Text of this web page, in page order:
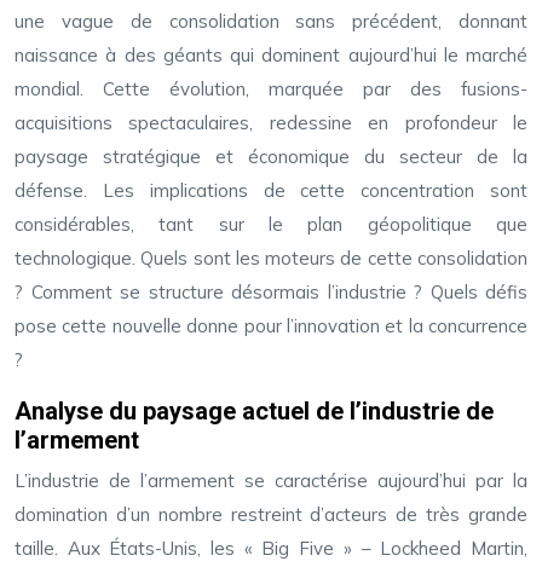
une vague de consolidation sans précédent, donnant
naissance à des géants qui dominent aujourd’hui le marché
mondial. Cette évolution, marquée par des fusions-
acquisitions spectaculaires, redessine en profondeur le
paysage stratégique et économique du secteur de la
défense. Les implications de cette concentration sont
considérables, tant sur le plan géopolitique que
technologique. Quels sont les moteurs de cette consolidation
? Comment se structure désormais l’industrie ? Quels défis
pose cette nouvelle donne pour l’innovation et la concurrence
?
Analyse du paysage actuel de l’industrie de
l’armement
L’industrie de l’armement se caractérise aujourd’hui par la
domination d’un nombre restreint d’acteurs de très grande
taille. Aux États-Unis, les « Big Five » – Lockheed Martin,